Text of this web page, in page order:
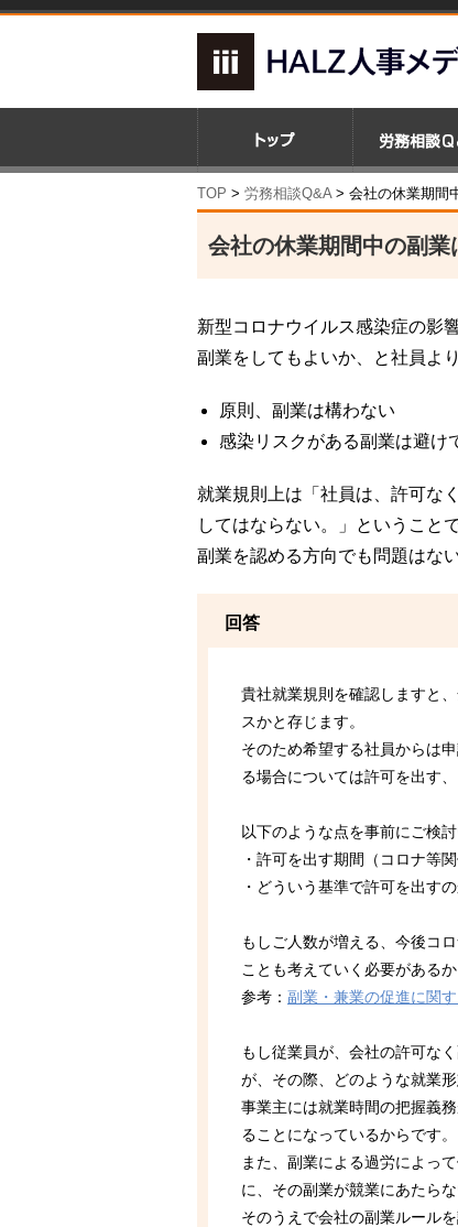
TOP > 労務相談Q&A> 会社の休業期間
会社の休業期間中の副業
新型コロナウイルス感染症の影
副業をしてもよいか、と社員よ
原則、副業は構わない
感染リスクがある副業は避け
就業規則上は「社員は、許可な
してはならない。」ということ
副業を認める方向でも問題はな
回答
貴社就業規則を確認しますと
スかと存じます。
そのため希望する社員からは
る場合については許可を出す
以下のような点を事前にご検
・許可を出す期間（コロナ等
・どういう基準で許可を出す
もしご人数が増える、今後コ
ことも考えていく必要がある
参考： 副業・兼業の促進に関
もし従業員が、会社の許可な
が、その際、どのような就業
事業主には就業時間の把握義
ることになっているからです。
また、副業による過労によっ
に、その副業が競業にあたら
そのうえで会社の副業ルール